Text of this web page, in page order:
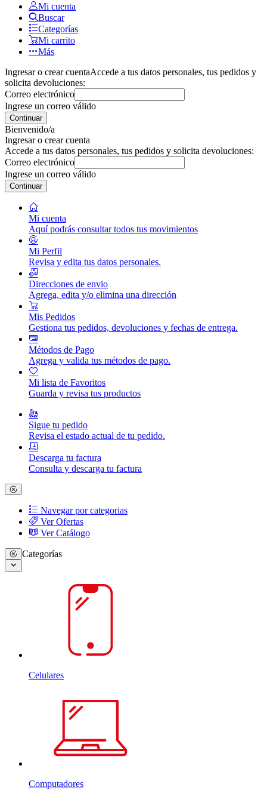
Mi cuenta
Buscar
Categorías
Mi carrito
Más
Ingresar o crear cuentaAccede a tus datos personales, tus pedidos y
solicita devoluciones:
Correo electrónico
Ingrese un correo válido
Continuar
Bienvenido/a
Ingresar o crear cuenta
Accede a tus datos personales, tus pedidos y solicita devoluciones:
Correo electrónico
Ingrese un correo válido
Continuar
Mi cuenta
Aquí podrás consultar todos tus movimientos
Mi Perfil
Revisa y edita tus datos personales.
Direcciones de envio
Agrega, edita y/o elimina una dirección
Mis Pedidos
Gestiona tus pedidos, devoluciones y fechas de entrega.
Métodos de Pago
Agrega y valida tus métodos de pago.
Mi lista de Favoritos
Guarda y revisa tus productos
Sigue tu pedido
Revisa el estado actual de tu pedido.
Descarga tu factura
Consulta y descarga tu factura
Navegar por categorias
Ver Ofertas
Ver Catálogo
Categorías
Celulares
Computadores